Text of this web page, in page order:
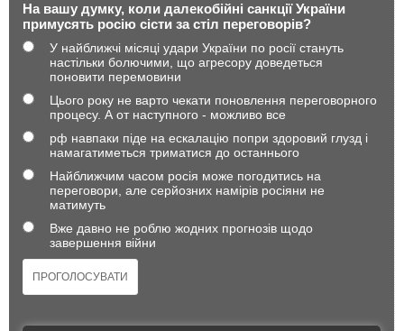
На вашу думку, коли далекобійні санкції України
примусять росію сісти за стіл переговорів?
У найближчі місяці удари України по росії стануть
настільки болючими, що агресору доведеться
поновити перемовини
Цього року не варто чекати поновлення переговорного
процесу. А от наступного - можливо все
рф навпаки піде на ескалацію попри здоровий глузд і
намагатиметься триматися до останнього
Найближчим часом росія може погодитись на
переговори, але серйозних намірів росіяни не
матимуть
Вже давно не роблю жодних прогнозів щодо
завершення війни